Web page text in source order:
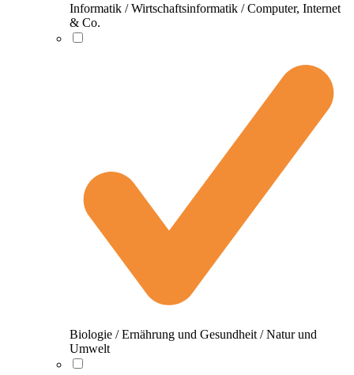
Informatik / Wirtschaftsinformatik / Computer, Internet
& Co.
Biologie / Ernährung und Gesundheit / Natur und
Umwelt